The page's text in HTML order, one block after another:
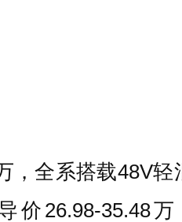
全系搭载48V
价26.98-35.48